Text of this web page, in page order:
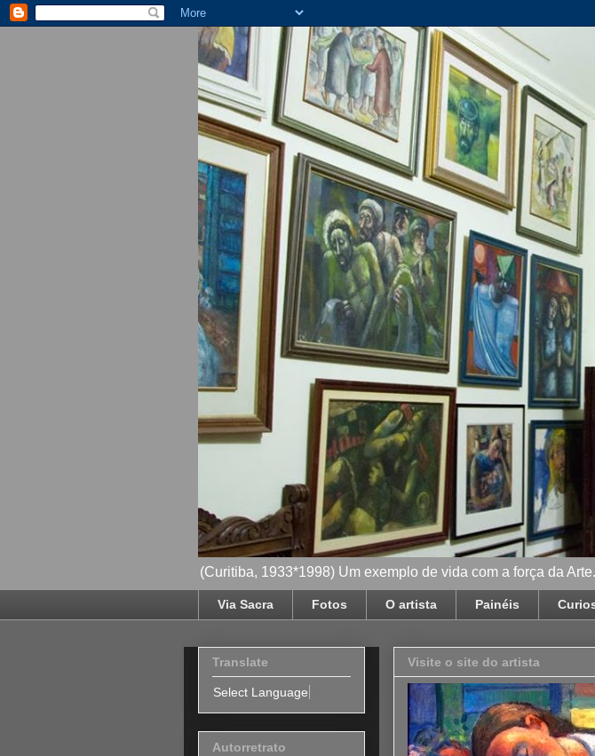
(Curitiba, 1933*1998) Um exemplo de vida com a força da Arte.
Via Sacra Fotos O artista Painéis
Visite o site do artista
Translate
Select Language
Autorretrato